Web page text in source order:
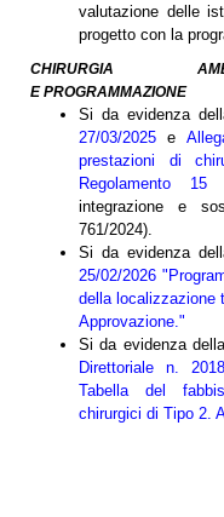
valutazione delle
progetto con la
CHIRURGIA
EPROGRAMMAZIONE
Si da evidenza
27/03/2025e
prestazioni di
Regolamento
integrazione e
761/2024).
Si da evidenza
25/02/2026
della localizzazione
Approvazione."
Si da evidenza
Direttoriale n.
Tabella del
chirurgici di Tipo 2.